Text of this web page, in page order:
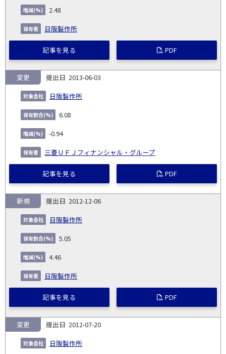
2.48
日阪製作所
記事を見る PDF
2013-06-03
日阪製作所
変更
6.08
-0.94
三菱ＵＦＪフィナンシャル・グループ
記事を見る PDF
2012-12-06
日阪製作所
新規
5.05
4.46
日阪製作所
記事を見る PDF
2012-07-20
日阪製作所
変更